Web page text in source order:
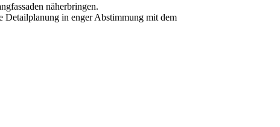
näherbringen.
Detailplanung in enger Abstimmung mit dem